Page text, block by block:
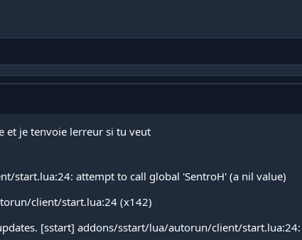
et je tenvoie lerreur si tu veut
start.lua:24: attempt to call global 'SentroH' (a nil value)
client/start.lua:24 (x142)
[sstart] addons/sstart/lua/autorun/client/